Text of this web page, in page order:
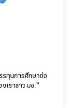
รทุนการศึกษาต่อ
เราชาว มช."